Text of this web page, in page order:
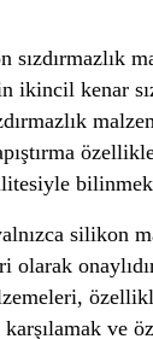
ikincil kenar
silikon
olarak
ve